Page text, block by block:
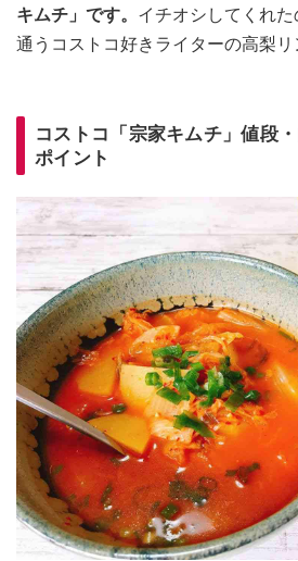
キムチ」です。 イチオシしてくれ
通うコストコ好きライターの高梨リ
コストコ「宗家キムチ」値段
ポイント